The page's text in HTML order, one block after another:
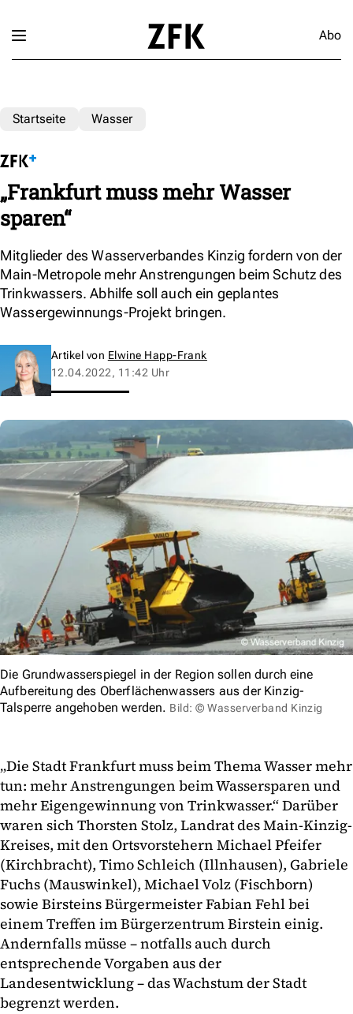
Abo
Startseite Wasser
„Frankfurt muss mehr Wasser
sparen“
Mitglieder des Wasserverbandes Kinzig fordern von der
Main-Metropole mehr Anstrengungen beim Schutz des
Trinkwassers. Abhilfe soll auch ein geplantes
Wassergewinnungs-Projekt bringen.
Artikel von Elwine Happ-Frank
12.04.2022, 11:42 Uhr
Die Grundwasserspiegel in der Region sollen durch eine
Aufbereitung des Oberflächenwassers aus der Kinzig-
Talsperre angehoben werden. Bild: © Wasserverband Kinzig
„Die Stadt Frankfurt muss beim Thema Wasser mehr
tun: mehr Anstrengungen beim Wassersparen und
mehr Eigengewinnung von Trinkwasser.“ Darüber
waren sich Thorsten Stolz, Landrat des Main-Kinzig-
Kreises, mit den Ortsvorstehern Michael Pfeifer
(Kirchbracht), Timo Schleich (Illnhausen), Gabriele
Fuchs (Mauswinkel), Michael Volz (Fischborn)
sowie Birsteins Bürgermeister Fabian Fehl bei
einem Treffen im Bürgerzentrum Birstein einig.
Andernfalls müsse – notfalls auch durch
entsprechende Vorgaben aus der
Landesentwicklung – das Wachstum der Stadt
begrenzt werden.